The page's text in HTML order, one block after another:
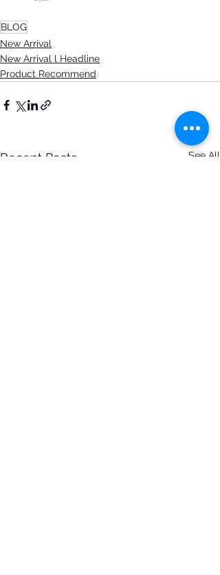
BLOG
New Arrival
New Arrival l Headline
Product Recommend
Recent Posts See All